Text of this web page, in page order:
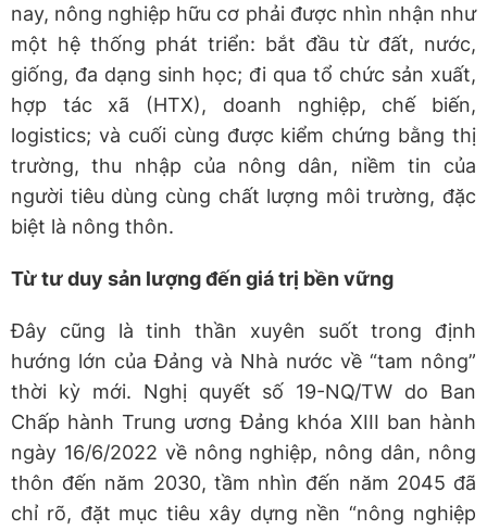
nay, nông nghiệp hữu cơ phải được nhìn nhận như
một hệ thống phát triển: bắt đầu từ đất, nước,
giống, đa dạng sinh học; đi qua tổ chức sản xuất,
hợp tác xã (HTX), doanh nghiệp, chế biến,
logistics; và cuối cùng được kiểm chứng bằng thị
trường, thu nhập của nông dân, niềm tin của
người tiêu dùng cùng chất lượng môi trường, đặc
biệt là nông thôn.
Từ tư duy sản lượng đến giá trị bền vững
Đây cũng là tinh thần xuyên suốt trong định
hướng lớn của Đảng và Nhà nước về “tam nông”
thời kỳ mới. Nghị quyết số 19-NQ/TW do Ban
Chấp hành Trung ương Đảng khóa XIII ban hành
ngày 16/6/2022 về nông nghiệp, nông dân, nông
thôn đến năm 2030, tầm nhìn đến năm 2045 đã
chỉ rõ, đặt mục tiêu xây dựng nền “nông nghiệp